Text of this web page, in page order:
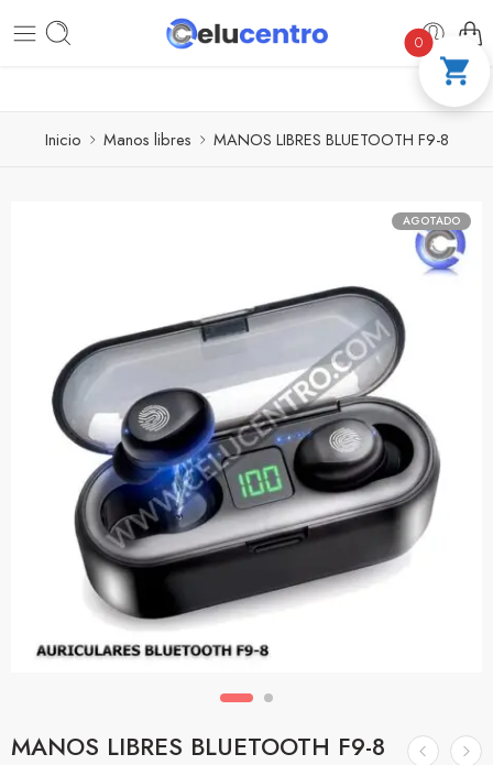
PAGA A CUOTAS CON ADDI COMPRA 100
Inicio Manos libres MANOS LIBRES BLUETOOTH F9-8
AGOTADO
MANOS LIBRES BLUETOOTH F9-8
0